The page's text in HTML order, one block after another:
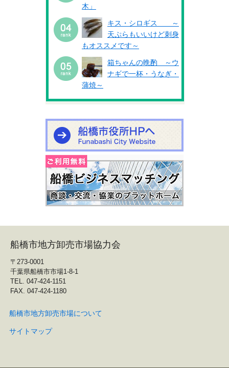
木」
キス・シロギス ～
天ぷらもいいけど刺身
もオススメです～
箱ちゃんの晩酌 ～ウ
ナギで一杯・うなぎ・
蒲焼～
船橋市地方卸売市場協力会
〒273-0001
千葉県船橋市市場1-8-1
TEL. 047-424-1151
FAX. 047-424-1180
船橋市地方卸売市場について
サイトマップ